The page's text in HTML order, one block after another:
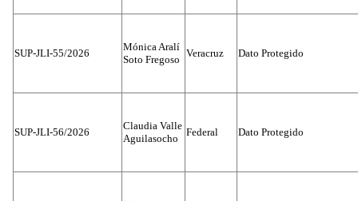
SUP-JLI-55/2026
Mónica Aralí
Soto Fregoso
Veracruz Dato Protegido
SUP-JLI-56/2026
Claudia Valle
Aguilasocho
Federal Dato Protegido